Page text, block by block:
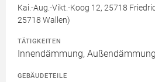
Kai.-Aug.-Vikt.-Koog 12, 25718
25718 Wallen)
TÄTIGKEITEN
Innendämmung, Außendämmung
GEBÄUDETEILE